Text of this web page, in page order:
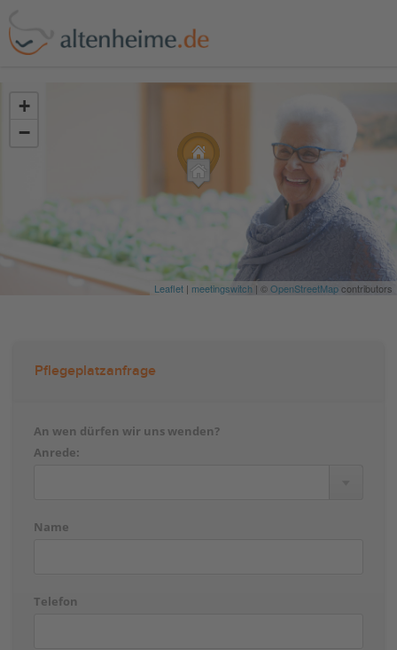
+
−
Leaflet | meetingswitch | ©OpenStreetMapcontributors
Pflegeplatzanfrage
An wen dürfen wir uns wenden?
Anrede:
Name
Telefon